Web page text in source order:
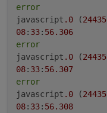
error
javascript .0 (24435
08: 33: 56.306
error
javascript .0 (24435
08: 33: 56.307
error
javascript .0 (24435
08: 33: 56.308